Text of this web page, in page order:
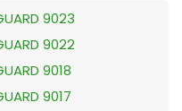
9023
9022
9018
9017